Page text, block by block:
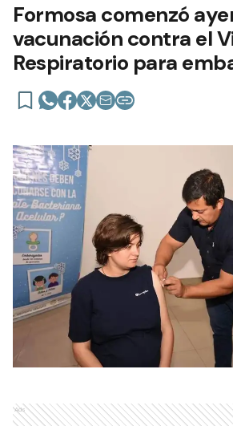
Formosa comenzó
vacunación contra el
Respiratorio para
Ads